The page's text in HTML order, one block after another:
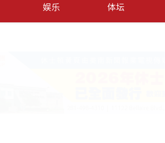
娱乐 体坛